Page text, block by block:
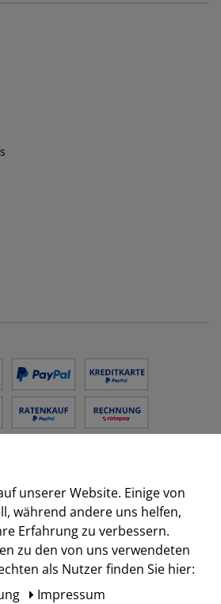
unserer Website. Einige von
während andere uns helfen,
Erfahrung zu verbessern.
zu den von uns verwendeten
als Nutzer finden Sie hier:
Impressum